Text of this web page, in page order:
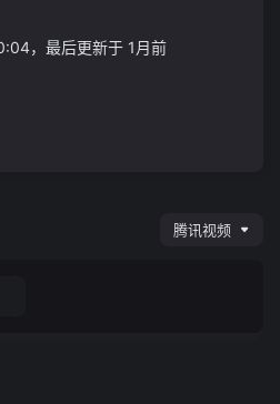
哲年迈的爷爷总是刻意阻止他深
尘封往事，以及霍哲与生俱来的
浮出水面。
，最后更新于 1月前
腾讯视频